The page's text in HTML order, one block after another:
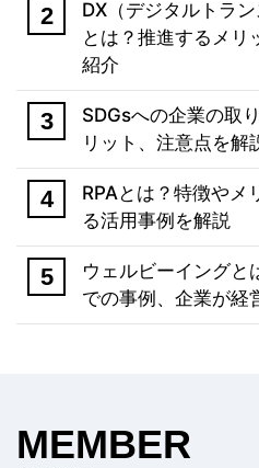
DX（デジタルトラン
とは？推進するメリ
紹介
SDGsへの企業の取
リット、注意点を解
RPAとは？特徴やメ
る活用事例を解説
ウェルビーイングと
での事例、企業が経
MEMBER